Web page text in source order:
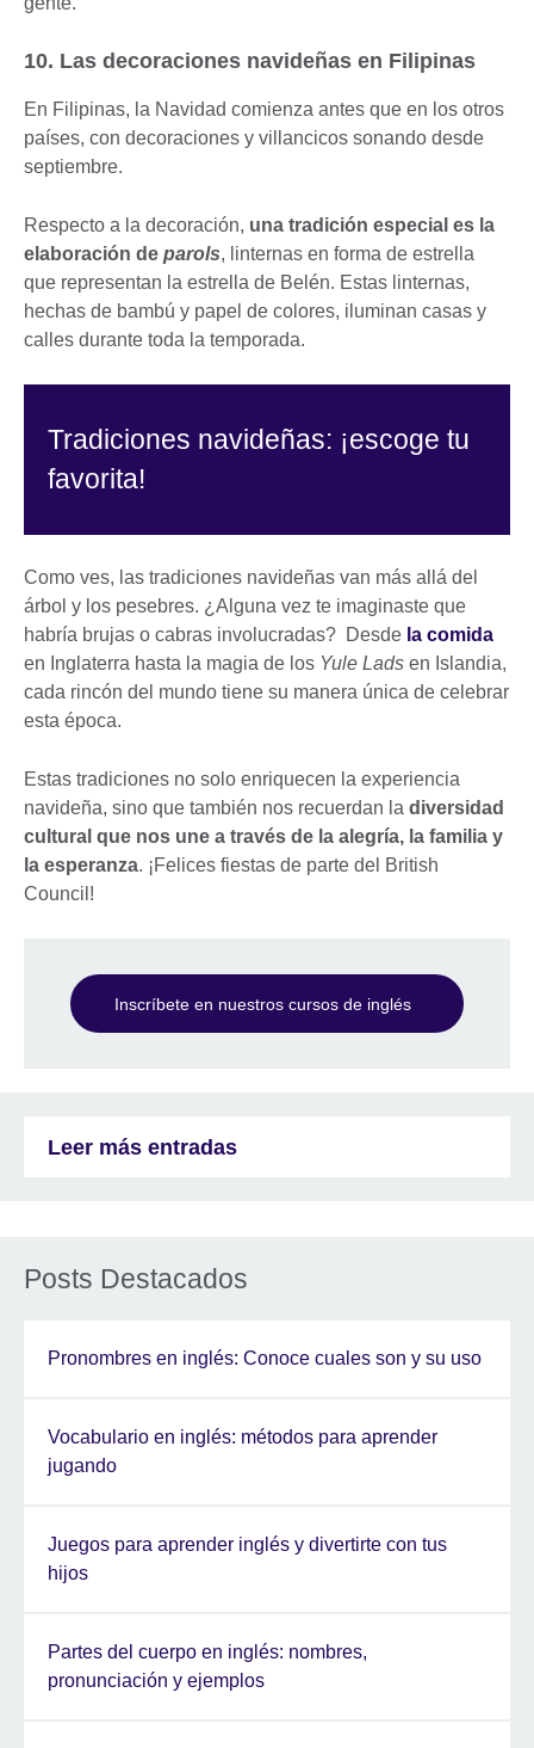
10. Las decoraciones navideñas en Filipinas
En Filipinas, la Navidad comienza antes que en los otros
países, con decoraciones y villancicos sonando desde
septiembre.
Respecto a la decoración, una tradición especial es la
elaboración de parols, linternas en forma de estrella
que representan la estrella de Belén. Estas linternas,
hechas de bambú y papel de colores, iluminan casas y
calles durante toda la temporada.
Tradiciones navideñas: ¡escoge tu
favorita!
Como ves, las tradiciones navideñas van más allá del
árbol y los pesebres. ¿Alguna vez te imaginaste que
habría brujas o cabras involucradas? Desde la comida
en Inglaterra hasta la magia de los Yule Lads en Islandia,
cada rincón del mundo tiene su manera única de celebrar
esta época.
Estas tradiciones no solo enriquecen la experiencia
navideña, sino que también nos recuerdan la diversidad
cultural que nos une a través de la alegría, la familia y
la esperanza. ¡Felices fiestas de parte del British
Council!
Inscríbete en nuestros cursos de inglés
Leer más entradas
Posts Destacados
Pronombres en inglés: Conoce cuales son y su uso
Vocabulario en inglés: métodos para aprender
jugando
Juegos para aprender inglés y divertirte con tus
hijos
Partes del cuerpo en inglés: nombres,
pronunciación y ejemplos